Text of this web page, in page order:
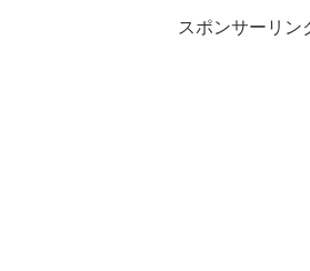
スポンサーリン